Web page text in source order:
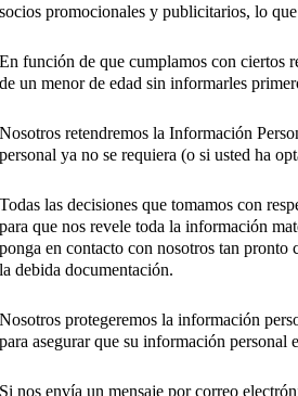
socios promocionales y publicitarios, lo
En función de que cumplamos con ciertos
de un menor de edad sin informarles
Nosotros retendremos la Información
personal ya no se requiera (o si usted ha
Todas las decisiones que tomamos con
para que nos revele toda la información
ponga en contacto con nosotros tan pronto
la debida documentación.
Nosotros protegeremos la información
para asegurar que su información personal
Si nos envía un mensaje por correo